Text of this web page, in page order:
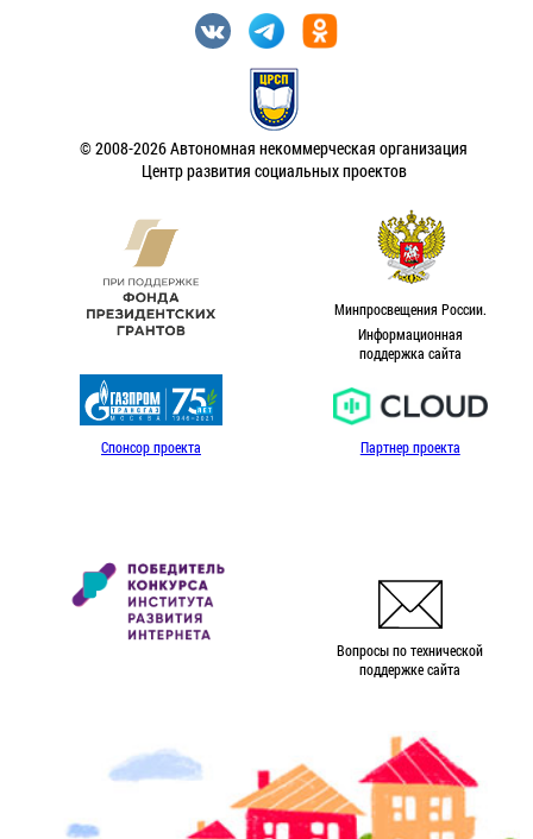
© 2008-2026 Автономная некоммерческая организация
Центр развития социальных проектов
Минпросвещения России.
Информационная
поддержка сайта
Спонсор проекта Партнер проекта
Вопросы по технической
поддержке сайта